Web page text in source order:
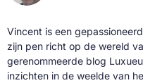
Vincent is een
zijn pen richt op de wereld
gerenommeerde blog
inzichten in de weelde van